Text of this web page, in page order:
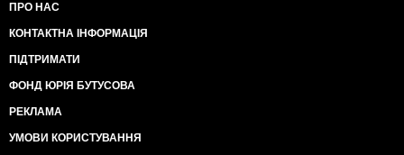
ПРО НАС
КОНТАКТНА ІНФОРМАЦІЯ
ПІДТРИМАТИ
ФОНД ЮРІЯ БУТУСОВА
РЕКЛАМА
УМОВИ КОРИСТУВАННЯ